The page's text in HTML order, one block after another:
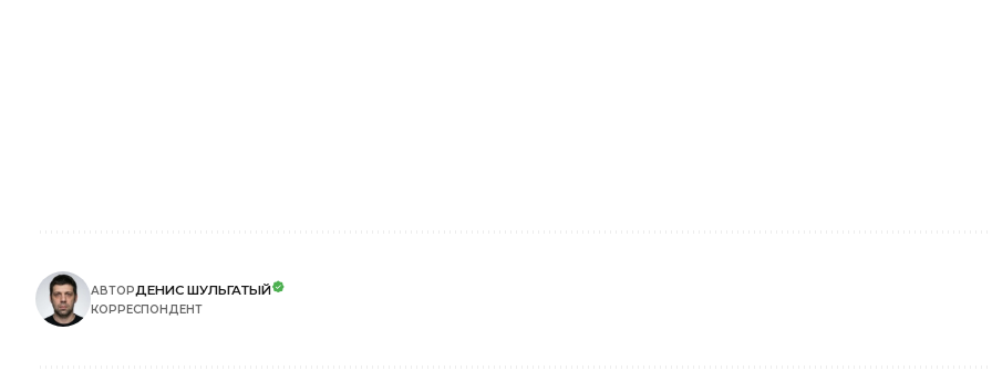
АВТОРДЕНИС ШУЛЬГАТЫЙ
КОРРЕСПОНДЕНТ